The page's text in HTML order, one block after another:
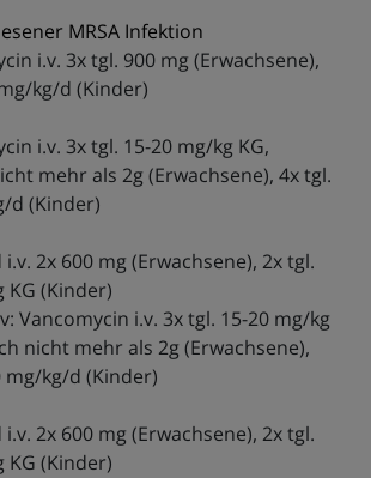
MRSA Infektion
i.v. 3x tgl. 900 mg (Erwachsene),
kg/d (Kinder)
i.v. 3x tgl. 15-20 mg/kg KG,
mehr als 2g (Erwachsene), 4x tgl.
d (Kinder)
2x 600 mg (Erwachsene), 2x tgl.
KG (Kinder)
Vancomycin i.v. 3x tgl. 15-20 mg/kg
nicht mehr als 2g (Erwachsene),
mg/kg/d (Kinder)
2x 600 mg (Erwachsene), 2x tgl.
KG (Kinder)